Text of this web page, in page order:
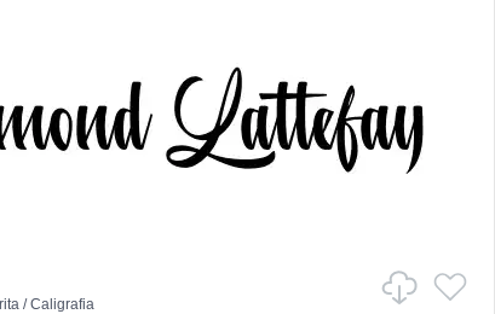
/Caligrafia